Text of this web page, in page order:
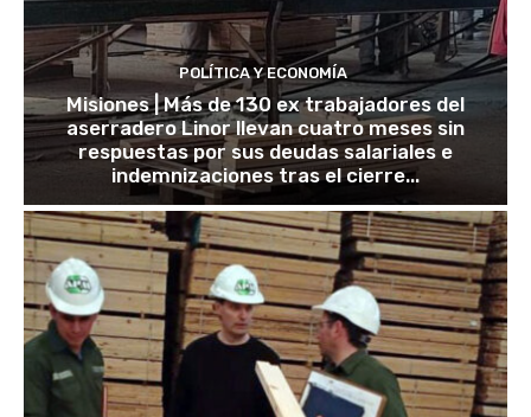
POLÍTICA Y ECONOMÍA
Misiones | Más de 130 ex trabajadores del
aserradero Linor llevan cuatro meses sin
respuestas por sus deudas salariales e
indemnizaciones tras el cierre...